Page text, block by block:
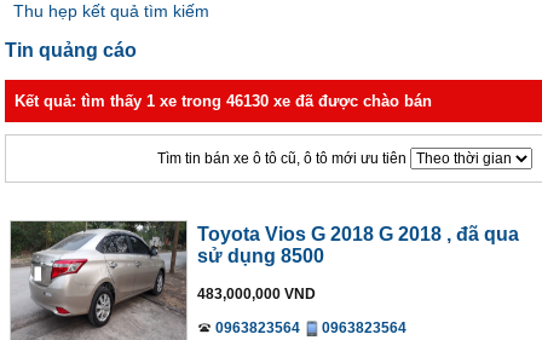
Thu hẹp kết quả tìm kiếm
Tin quảng cáo
Kết quả: tìm thấy 1 xe trong 46130 xe đã được chào bán
Tìm tin bán xe ô tô cũ, ô tô mới ưu tiên
Toyota Vios G 2018 G 2018 , đã qua
sử dụng 8500
483,000,000 VND
0963823564
0963823564